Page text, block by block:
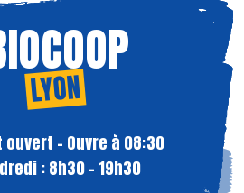
LYON
- Ouvre à 08:30
: 8h30 - 19h30